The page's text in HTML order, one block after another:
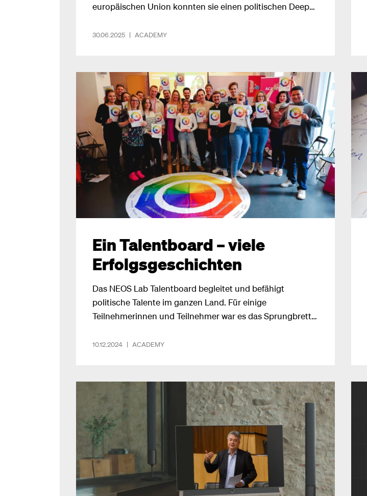
europäischen Union konnten sie einen politischen Deep
Katharina Geissler.
30.06.2025 | ACADEMY
Ein Talentboard – viele
Erfolgsgeschichten
Das NEOS Lab Talentboard begleitet und befähigt
politische Talente im ganzen Land. Für einige
Teilnehmerinnen und Teilnehmer war es das Sprungbrett
10.12.2024 | ACADEMY